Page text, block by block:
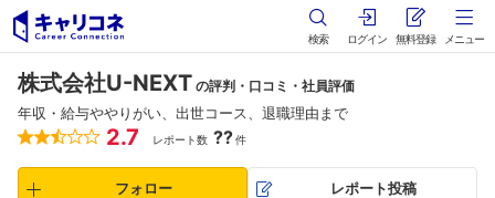
検索 ログイン 無料登録 メニュー
株式会社U-NEXT の評判・口コミ・社員評価
年収・給与ややりがい、出世コース、退職理由まで
2.7 レポート数 ??件
フォロー レポート投稿